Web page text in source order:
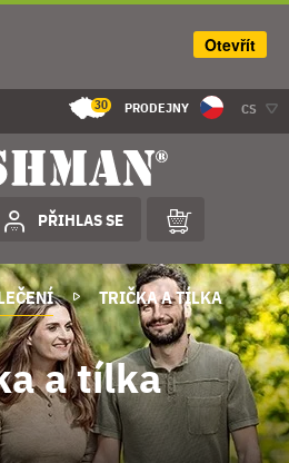
30 PRODEJNY CS
PŘIHLAS SE
TRIČKA A TÍLKA
a tílka
Otevřít